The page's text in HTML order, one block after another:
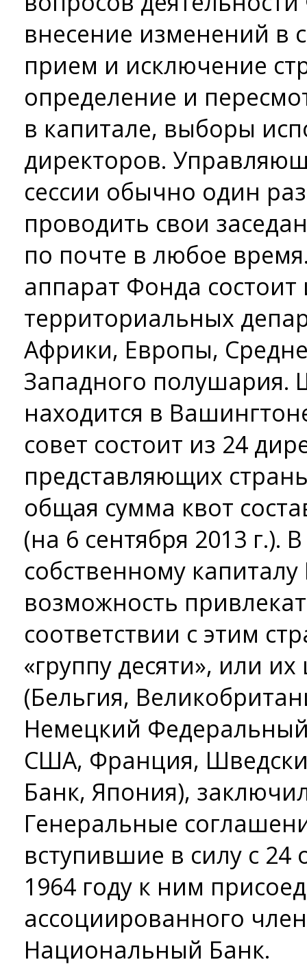
внесение изменений в
прием и исключение
определение и
в капитале, выборы
директоров.
сессии обычно один
проводить свои
по почте в любое
аппарат Фонда состоит
территориальных
Африки, Европы,
Западного
находится в
совет состоит из 24
представляющих
общая сумма квот
(на 6 сентября 2013 г.).
собственному
возможность
соответствии с этим
«группу десяти», или
(Бельгия,
Немецкий
США, Франция,
Банк, Япония),
Генеральные
вступившие в силу с 24
1964 году к ним
ассоциированного
Национальный Банк.